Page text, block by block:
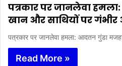
पत्रकार पर जानलेवा
खान और साथियों पर गंभीर
पत्रकार पर जानलेवा हमला: आदतन गुंडा
Read More »